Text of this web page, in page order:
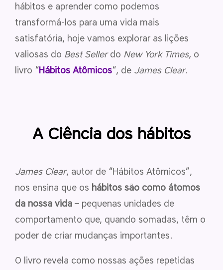
hábitos e aprender como podemos
transformá-los para uma vida mais
satisfatória, hoje vamos explorar as lições
valiosas do Best Sellerdo New York Times, o
livro “Hábitos Atômicos“, de James Clear.
A Ciência dos hábitos
James Clear, autor de “Hábitos Atômicos”,
nos ensina que os hábitos são como átomos
da nossa vida – pequenas unidades de
comportamento que, quando somadas, têm o
poder de criar mudanças importantes.
O livro revela como nossas ações repetidas